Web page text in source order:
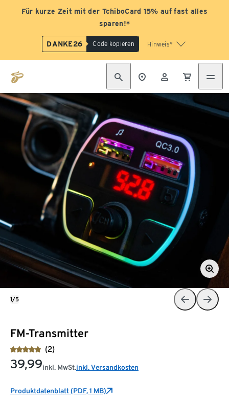
Für kurze Zeit mit der TchiboCard 15% auf fast alles
sparen!*
DANKE26 Code kopieren Hinweis*
FM-Transmitter
(2)
39,99inkl. MwSt.inkl. Versandkosten
Produktdatenblatt (PDF, 1 MB)
1/5